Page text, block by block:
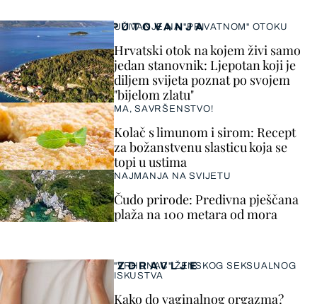
ZDRAVLJE
"VRHUNAC" ŽENSKOG SEKSUALNOG
ISKUSTVA
Kako do vaginalnog orgazma?
PUTOVANJA
UŽIVANJE NA "PRIVATNOM" OTOKU
Hrvatski otok na kojem živi samo
jedan stanovnik: Ljepotan koji je
diljem svijeta poznat po svojem
"bijelom zlatu"
MA, SAVRŠENSTVO!
Kolač s limunom i sirom: Recept
za božanstvenu slasticu koja se
topi u ustima
NAJMANJA NA SVIJETU
Čudo prirode: Predivna pješčana
plaža na 100 metara od mora